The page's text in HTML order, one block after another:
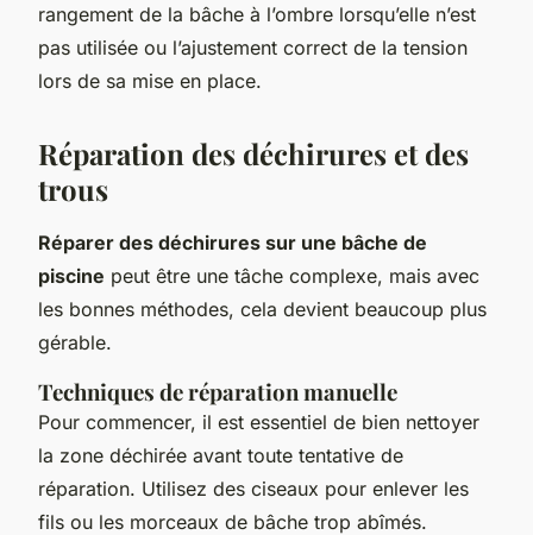
rangement de la bâche à l’ombre lorsqu’elle n’est
pas utilisée ou l’ajustement correct de la tension
lors de sa mise en place.
Réparation des déchirures et des
trous
Réparer des déchirures sur une bâche de
piscine peut être une tâche complexe, mais avec
les bonnes méthodes, cela devient beaucoup plus
gérable.
Techniques de réparation manuelle
Pour commencer, il est essentiel de bien nettoyer
la zone déchirée avant toute tentative de
réparation. Utilisez des ciseaux pour enlever les
fils ou les morceaux de bâche trop abîmés.